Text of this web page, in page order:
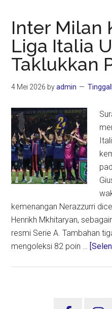
Inter Milan
Liga Italia
Taklukkan
4 Mei 2026 byadmin
kemenangan Nerazzurri
Henrikh Mkhitaryan,
resmi Serie A. Tambahan
mengoleksi 82 poin …